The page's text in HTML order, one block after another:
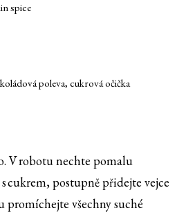
spice
poleva, cukrová očička
V robotu nechte pomalu
cukrem, postupně přidejte vejce
promíchejte všechny suché